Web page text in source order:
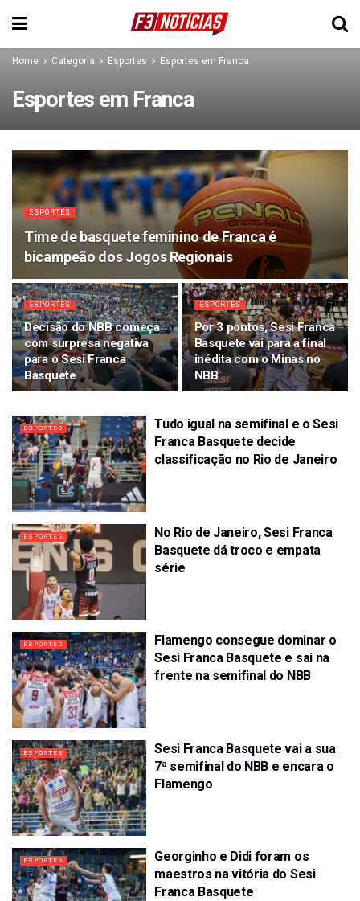
Home Categoria Esportes Esportes em Franca
Esportes em Franca
ESPORTES
Time de basquete feminino de Franca é
bicampeão dos Jogos Regionais
ESPORTES
Decisão do NBB começa
com surpresa negativa
para o Sesi Franca
Basquete
ESPORTES
Por 3 pontos, Sesi Franca
Basquete vai para a final
inédita com o Minas no
NBB
ESPORTES
Tudo igual na semifinal e o Sesi
Franca Basquete decide
classificação no Rio de Janeiro
ESPORTES
No Rio de Janeiro, Sesi Franca
Basquete dá troco e empata
série
ESPORTES
Flamengo consegue dominar o
Sesi Franca Basquete e sai na
frente na semifinal do NBB
ESPORTES
Sesi Franca Basquete vai a sua
7ª semifinal do NBB e encara o
Flamengo
ESPORTES
Georginho e Didi foram os
maestros na vitória do Sesi
Franca Basquete